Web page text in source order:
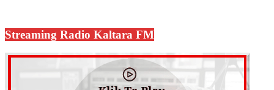
Streaming Radio Kaltara FM